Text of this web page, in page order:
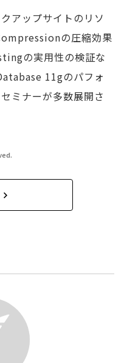
アップサイトのリソ
の圧縮効果
の実用性の検証な
11gのパフォ
ミナーが多数展開さ